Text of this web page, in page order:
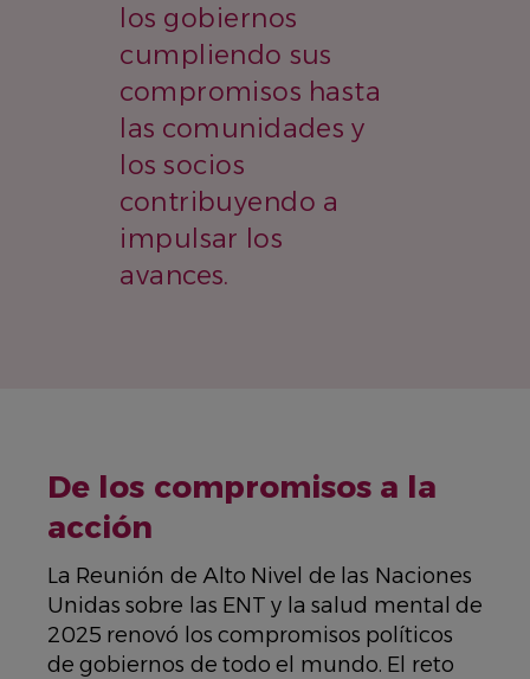
los gobiernos
cumpliendo sus
compromisos hasta
las comunidades y
los socios
contribuyendo a
impulsar los
avances.
De los compromisos a la
acción
La Reunión de Alto Nivel de las Naciones
Unidas sobre las ENT y la salud mental de
2025 renovó los compromisos políticos
de gobiernos de todo el mundo. El reto